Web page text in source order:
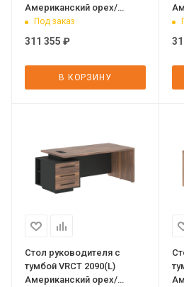
Американский орех/
Черный матовый/Яшма
Под заказ
311 355 ₽
В КОРЗИНУ
Стол руководителя с
тумбой VRCT 2090(L)
Американский орех/